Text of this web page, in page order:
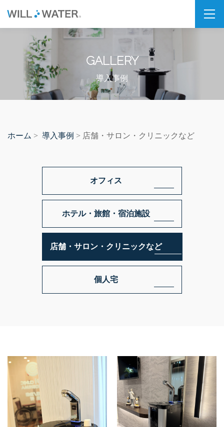
私たちの想い
SDGs
福利厚生
企業情報
拠点・パートナー紹介
製品情報
PSJ-H2 & SPARKLING
PSJ-SPARKLING
PSJ-BASIC
オフィス
ホテル・旅館・宿泊施設
店舗・サロン・クリニックなど
個人宅
GALLERY
導入事例
ホーム > 導入事例 > 店舗・サロン・クリニックなど
オフィス
ホテル・旅館・宿泊施設
店舗・サロン・クリニックなど
個人宅